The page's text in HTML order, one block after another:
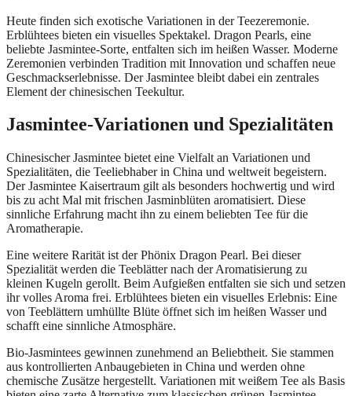
Heute finden sich exotische Variationen in der Teezeremonie.
Erblühtees bieten ein visuelles Spektakel. Dragon Pearls, eine
beliebte Jasmintee-Sorte, entfalten sich im heißen Wasser. Moderne
Zeremonien verbinden Tradition mit Innovation und schaffen neue
Geschmackserlebnisse. Der Jasmintee bleibt dabei ein zentrales
Element der chinesischen Teekultur.
Jasmintee-Variationen und Spezialitäten
Chinesischer Jasmintee bietet eine Vielfalt an Variationen und
Spezialitäten, die Teeliebhaber in China und weltweit begeistern.
Der Jasmintee Kaisertraum gilt als besonders hochwertig und wird
bis zu acht Mal mit frischen Jasminblüten aromatisiert. Diese
sinnliche Erfahrung macht ihn zu einem beliebten Tee für die
Aromatherapie.
Eine weitere Rarität ist der Phönix Dragon Pearl. Bei dieser
Spezialität werden die Teeblätter nach der Aromatisierung zu
kleinen Kugeln gerollt. Beim Aufgießen entfalten sie sich und setzen
ihr volles Aroma frei. Erblühtees bieten ein visuelles Erlebnis: Eine
von Teeblättern umhüllte Blüte öffnet sich im heißen Wasser und
schafft eine sinnliche Atmosphäre.
Bio-Jasmintees gewinnen zunehmend an Beliebtheit. Sie stammen
aus kontrollierten Anbaugebieten in China und werden ohne
chemische Zusätze hergestellt. Variationen mit weißem Tee als Basis